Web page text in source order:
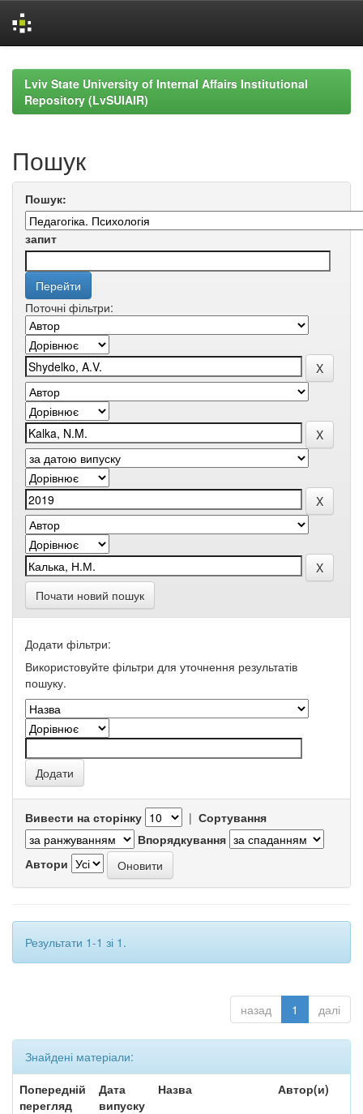
navigationLviv State University of Internal Affairs Institutional
Repository (LvSUIAIR)
Пошук
Пошук:
запит
Поточні фільтри:
Почати новий пошук
Додати фільтри:
Використовуйте фільтри для уточнення результатів
пошуку.
Вивести на сторінку | Сортування
Впорядкування
Автори
Результати 1-1 зі 1.
назад 1 далі
Знайдені матеріали:
Попередній
перегляд
Дата
випуску
Назва Автор(и)